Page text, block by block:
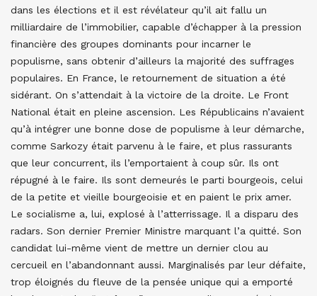
dans les élections et il est révélateur qu’il ait fallu un
milliardaire de l’immobilier, capable d’échapper à la pression
financière des groupes dominants pour incarner le
populisme, sans obtenir d’ailleurs la majorité des suffrages
populaires. En France, le retournement de situation a été
sidérant. On s’attendait à la victoire de la droite. Le Front
National était en pleine ascension. Les Républicains n’avaient
qu’à intégrer une bonne dose de populisme à leur démarche,
comme Sarkozy était parvenu à le faire, et plus rassurants
que leur concurrent, ils l’emportaient à coup sûr. Ils ont
répugné à le faire. Ils sont demeurés le parti bourgeois, celui
de la petite et vieille bourgeoisie et en paient le prix amer.
Le socialisme a, lui, explosé à l’atterrissage. Il a disparu des
radars. Son dernier Premier Ministre marquant l’a quitté. Son
candidat lui-même vient de mettre un dernier clou au
cercueil en l’abandonnant aussi. Marginalisés par leur défaite,
trop éloignés du fleuve de la pensée unique qui a emporté